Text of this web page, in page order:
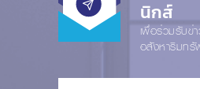
นิกส์
เพื่อร่วมรับข่
อสังหาริมท